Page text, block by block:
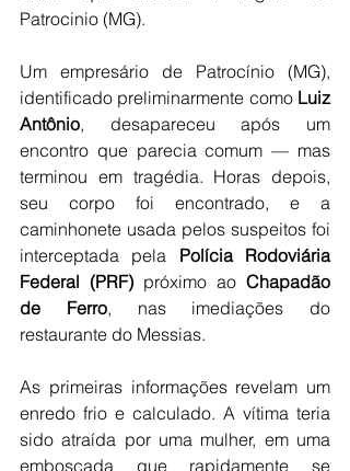
Patrocinio (MG).
Um empresário de Patrocínio (MG),
identificado preliminarmente como Luiz
Antônio, desapareceu após um
encontro que parecia comum — mas
terminou em tragédia. Horas depois,
seu corpo foi encontrado, e a
caminhonete usada pelos suspeitos foi
interceptada pela Polícia Rodoviária
Federal (PRF) próximo ao Chapadão
de Ferro, nas imediações do
restaurante do Messias.
As primeiras informações revelam um
enredo frio e calculado. A vítima teria
sido atraída por uma mulher, em uma
emboscada que rapidamente se